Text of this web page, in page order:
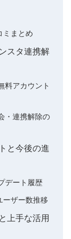
ミまとめ
スタ連携解
料アカウント
・連携解除の
と今後の進
デート履歴
ーザー数推移
上手な活用